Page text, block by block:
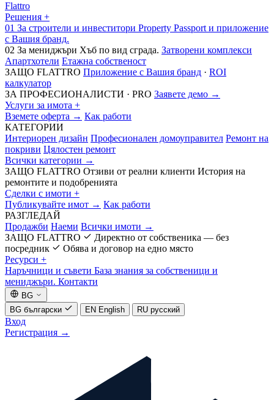
Flattro
Решения +
01 За строители и инвеститори Property Passport и приложение
с Вашия бранд.
02 За мениджъри Хъб по вид сграда. Затворени комплекси
Апартхотели Етажна собственост
ЗАЩО FLATTRO Приложение с Вашия бранд · ROI
калкулатор
ЗА ПРОФЕСИОНАЛИСТИ · PRO Заявете демо →
Услуги за имота +
Вземете оферта → Как работи
КАТЕГОРИИ
Интериорен дизайн Професионален домоуправител Ремонт на
покриви Цялостен ремонт
Всички категории →
ЗАЩО FLATTRO Отзиви от реални клиенти История на
ремонтите и подобренията
Сделки с имоти +
Публикувайте имот → Как работи
РАЗГЛЕДАЙ
Продажби Наеми Всички имоти →
ЗАЩО FLATTRO
Директно от собственика — без
посредник
Обява и договор на едно място
Ресурси +
Наръчници и съвети База знания за собственици и
мениджъри. Контакти
BG
BG български EN English RU русский
Вход
Регистрация →